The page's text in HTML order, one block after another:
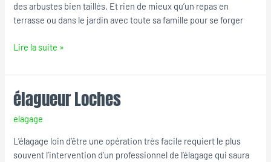
des arbustes bien taillés. Et rien de mieux qu’un repas en
terrasse ou dans le jardin avec toute sa famille pour se forger
Lire la suite »
élagueur Loches
elagage
L’élagage loin d’être une opération très facile requiert le plus
souvent l’intervention d’un professionnel de l’élagage qui saura
élagueur
Loches